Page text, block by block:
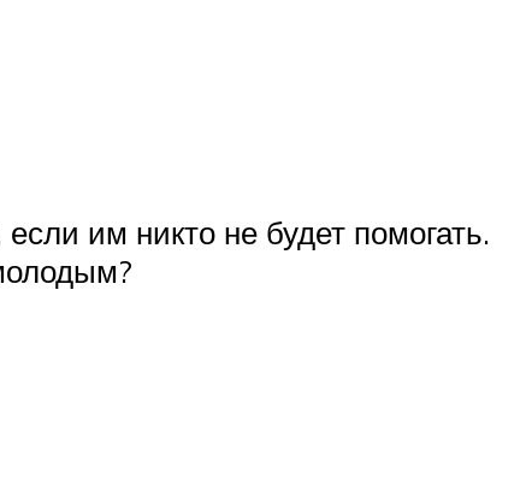
им никто не будет помогать.